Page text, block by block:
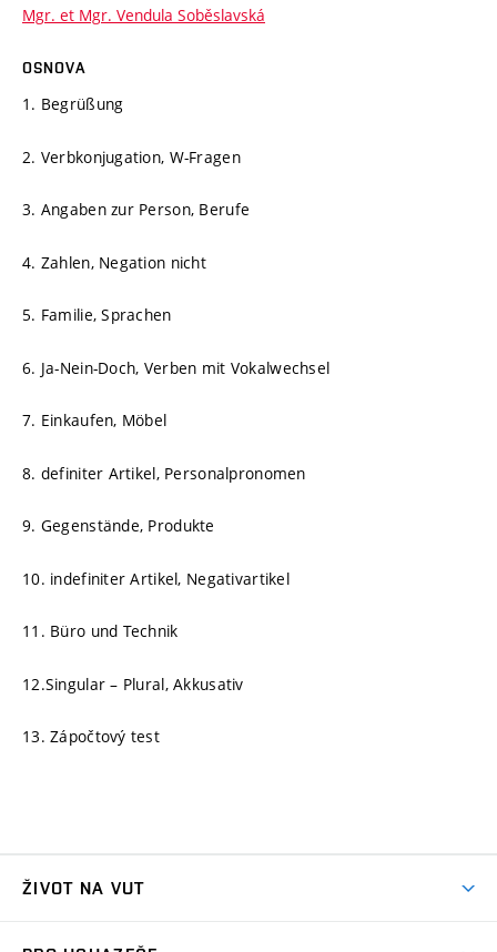
Mgr. et Mgr. Vendula Soběslavská
OSNOVA
1. Begrüßung
2. Verbkonjugation, W-Fragen
3. Angaben zur Person, Berufe
4. Zahlen, Negation nicht
5. Familie, Sprachen
6. Ja-Nein-Doch, Verben mit Vokalwechsel
7. Einkaufen, Möbel
8. definiter Artikel, Personalpronomen
9. Gegenstände, Produkte
10. indefiniter Artikel, Negativartikel
11. Büro und Technik
12.Singular – Plural, Akkusativ
13. Zápočtový test
ŽIVOT NA VUT